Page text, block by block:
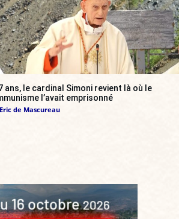
ans, le cardinal Simoni revient là où le
l’avait emprisonné
Eric de Mascureau